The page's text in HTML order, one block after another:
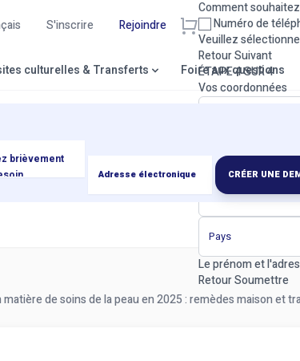
S'inscrire Rejoindre
Comment
Numéro de
Veuillez
RetourSuivant
ÉTAPE 4 SUR 4
Vos coordonnées
Le prénom et
RetourSoumettre
culturelles & Transferts Foire aux questions
CRÉER UNE
de soins de la peau en 2025 : remèdes maison et